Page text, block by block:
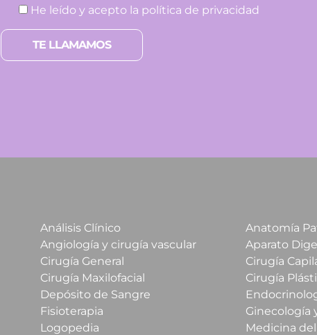
He leído y acepto la política de privacidad
Por favor, deja este campo vacío.
Análisis Clínico
Anatomía
Angiología y cirugía vascular
Aparato
Cirugía General
Cirugía
Cirugía Maxilofacial
Cirugía
Depósito de Sangre
Fisioterapia
Ginecología
Logopedia
Medicina